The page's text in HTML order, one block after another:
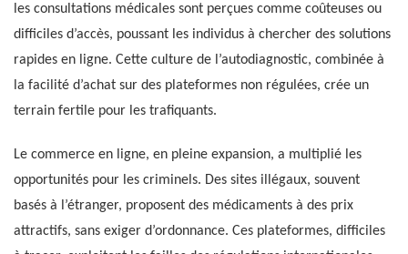
les consultations médicales sont perçues comme coûteuses ou
difficiles d’accès, poussant les individus à chercher des solutions
rapides en ligne. Cette culture de l’autodiagnostic, combinée à
la facilité d’achat sur des plateformes non régulées, crée un
terrain fertile pour les trafiquants.
Le commerce en ligne, en pleine expansion, a multiplié les
opportunités pour les criminels. Des sites illégaux, souvent
basés à l’étranger, proposent des médicaments à des prix
attractifs, sans exiger d’ordonnance. Ces plateformes, difficiles